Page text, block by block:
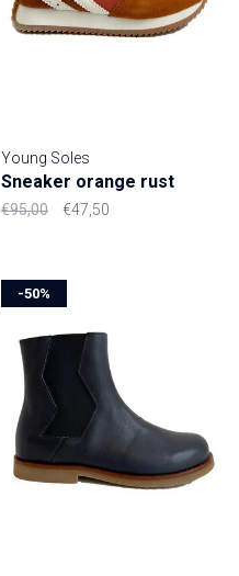
Young Soles
Sneaker orange rust
€95,00 €47,50
-50%